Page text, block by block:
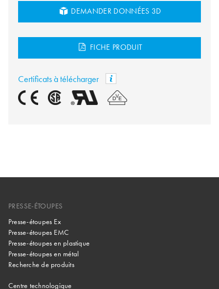
DEMANDER DONNÉES 3D
FICHE PRODUIT
Certificats à télécharger
PRESSE-ÉTOUPES
Presse-étoupes Ex
Presse-étoupes EMC
Presse-étoupes en plastique
Presse-étoupes en métal
Recherche de produits
Centre technologique